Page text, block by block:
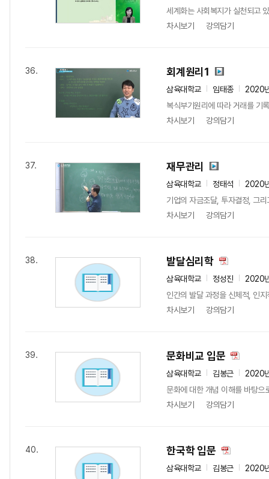
세계화는 사회복지가 실천되고
차시보기
강의담기
36. 회계원리1
삼육대학교 임태종
2020
복식부기원리에 따라 거래를 기
차시보기
강의담기
37. 재무관리
삼육대학교 정태석
2020
기업의 자금조달, 투자결정, 그
차시보기
강의담기
38. 발달심리학
삼육대학교 정성진
2020
인간의 발달 과정을 신체적, 인
차시보기
강의담기
39. 문화비교 입문
삼육대학교 김봉근
2020
문화에 대한 개념 이해를 바탕으
차시보기
강의담기
40. 한국학 입문
삼육대학교 김봉근
2020